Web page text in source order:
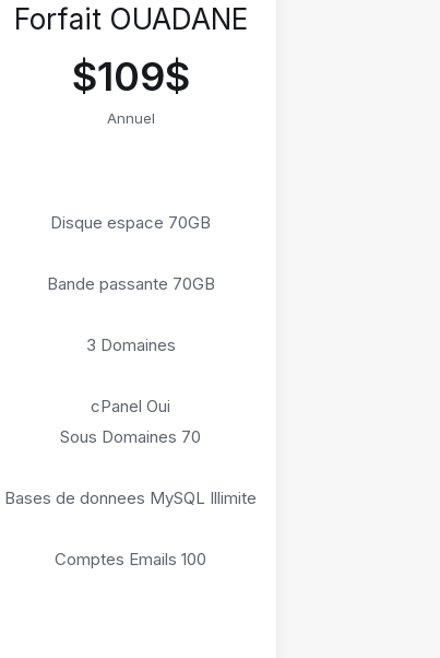
Forfait OUADANE
$109$
Annuel
Disque espace 70GB
Bande passante 70GB
3 Domaines
cPanel Oui
Sous Domaines 70
Bases de donnees MySQL Illimite
Comptes Emails 100